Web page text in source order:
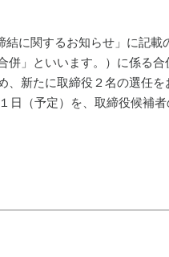
に関するお知らせ」に記載
」といいます。）に係る合
新たに取締役２名の選任を
日（予定）を、取締役候補